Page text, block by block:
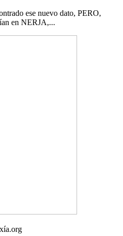
ese nuevo dato, PERO,
en NERJA,...